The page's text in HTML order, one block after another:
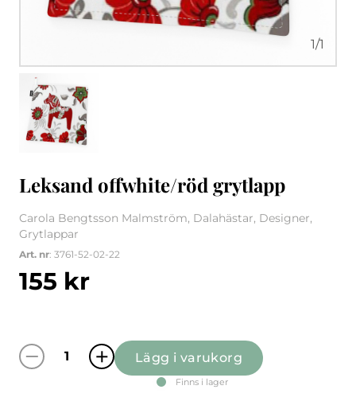
1/1
Leksand offwhite/röd grytlapp
Carola Bengtsson Malmström, Dalahästar, Designer,
Grytlappar
Art. nr: 3761-52-02-22
155 kr
Leksand offwhite/röd grytlapp mängd
Lägg i varukorg
Finns i lager